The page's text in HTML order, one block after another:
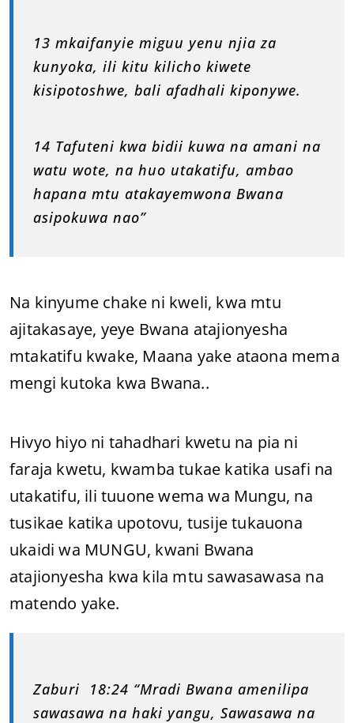
13 mkaifanyie miguu yenu njia za
kunyoka, ili kitu kilicho kiwete
kisipotoshwe, bali afadhali kiponywe.
14 Tafuteni kwa bidii kuwa na amani na
watu wote, na huo utakatifu, ambao
hapana mtu atakayemwona Bwana
asipokuwa nao”
Na kinyume chake ni kweli, kwa mtu
ajitakasaye, yeye Bwana atajionyesha
mtakatifu kwake, Maana yake ataona mema
mengi kutoka kwa Bwana..
Hivyo hiyo ni tahadhari kwetu na pia ni
faraja kwetu, kwamba tukae katika usafi na
utakatifu, ili tuuone wema wa Mungu, na
tusikae katika upotovu, tusije tukauona
ukaidi wa MUNGU, kwani Bwana
atajionyesha kwa kila mtu sawasawasa na
matendo yake.
Zaburi 18:24 “Mradi Bwana amenilipa
sawasawa na haki yangu, Sawasawa na